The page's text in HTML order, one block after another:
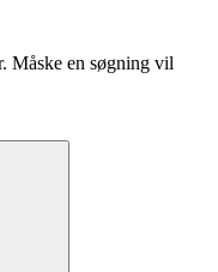
Måske en søgning vil